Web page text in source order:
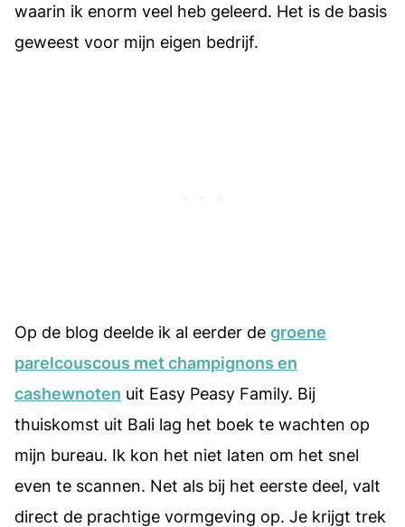
waarin ik enorm veel heb geleerd. Het is de basis
geweest voor mijn eigen bedrijf.
Op de blog deelde ik al eerder de groene
parelcouscous met champignons en
cashewnoten uit Easy Peasy Family. Bij
thuiskomst uit Bali lag het boek te wachten op
mijn bureau. Ik kon het niet laten om het snel
even te scannen. Net als bij het eerste deel, valt
direct de prachtige vormgeving op. Je krijgt trek